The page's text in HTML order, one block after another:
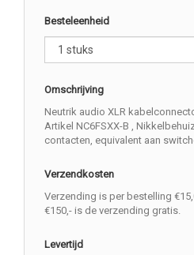
Besteleenheid
Omschrijving
Neutrik audio XLR
Artikel NC6FSXX-B ,
contacten, equivalent aan
Verzendkosten
Verzending is per bestelling
€150,- is de verzending gratis.
Levertijd